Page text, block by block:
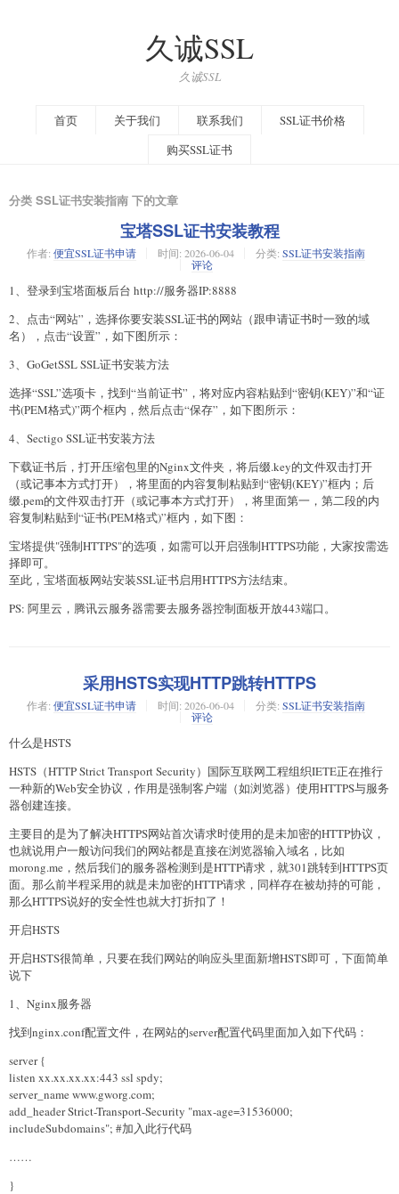
久诚SSL
久诚SSL
首页 关于我们 联系我们
SSL证书价格
购买SSL证书
分类 SSL证书安装指南 下的文章
宝塔SSL证书安装教程
作者: 便宜SSL证书申请 时间: 2026-06-04 分类: SSL证书安装指南
评论
1、登录到宝塔面板后台 http://服务器IP:8888
2、点击“网站”，选择你要安装SSL证书的网站（跟申请证书时一致的域
名），点击“设置”，如下图所示：
3、GoGetSSL SSL证书安装方法
选择“SSL”选项卡，找到“当前证书”，将对应内容粘贴到“密钥(KEY)”和“证
书(PEM格式)”两个框内，然后点击“保存”，如下图所示：
4、Sectigo SSL证书安装方法
下载证书后，打开压缩包里的Nginx文件夹，将后缀.key的文件双击打开
（或记事本方式打开），将里面的内容复制粘贴到“密钥(KEY)”框内；后
缀.pem的文件双击打开（或记事本方式打开），将里面第一，第二段的内
容复制粘贴到“证书(PEM格式)”框内，如下图：
宝塔提供"强制HTTPS"的选项，如需可以开启强制HTTPS功能，大家按需选
择即可。
至此，宝塔面板网站安装SSL证书启用HTTPS方法结束。
PS: 阿里云，腾讯云服务器需要去服务器控制面板开放443端口。
采用HSTS实现HTTP跳转HTTPS
作者: 便宜SSL证书申请 时间: 2026-06-04 分类: SSL证书安装指南
评论
什么是HSTS
HSTS（HTTP Strict Transport Security）国际互联网工程组织IETE正在推行
一种新的Web安全协议，作用是强制客户端（如浏览器）使用HTTPS与服务
器创建连接。
主要目的是为了解决HTTPS网站首次请求时使用的是未加密的HTTP协议，
也就说用户一般访问我们的网站都是直接在浏览器输入域名，比如
morong.me，然后我们的服务器检测到是HTTP请求，就301跳转到HTTPS页
面。那么前半程采用的就是未加密的HTTP请求，同样存在被劫持的可能，
那么HTTPS说好的安全性也就大打折扣了！
开启HSTS
开启HSTS很简单，只要在我们网站的响应头里面新增HSTS即可，下面简单
说下
1、Nginx服务器
找到nginx.conf配置文件，在网站的server配置代码里面加入如下代码：
server {
listen xx.xx.xx.xx:443 ssl spdy;
server_name www.gworg.com;
add_header Strict-Transport-Security "max-age=31536000;
includeSubdomains"; #加入此行代码
……
}